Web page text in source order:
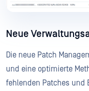
Neue
Die neue Patch
und eine optimierte
fehlenden Patches und